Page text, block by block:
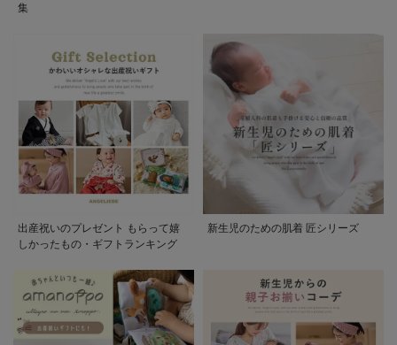
集
出産祝いのプレゼント もらって嬉
しかったもの・ギフトランキング
新生児のための肌着 匠シリーズ